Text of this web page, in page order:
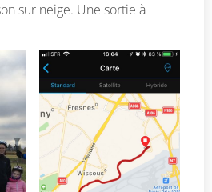
sur neige. Une sortie à